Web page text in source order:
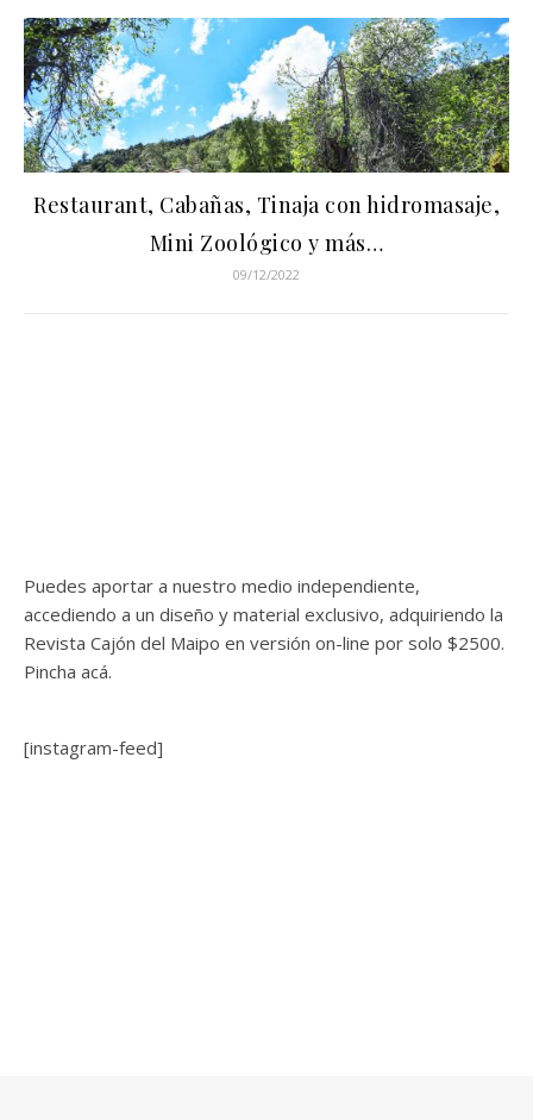
Restaurant, Cabañas, Tinaja con hidromasaje,
Mini Zoológico y más…
09/12/2022
Puedes aportar a nuestro medio independiente,
accediendo a un diseño y material exclusivo, adquiriendo la
Revista Cajón del Maipo en versión on-line por solo $2500.
Pincha acá.
[instagram-feed]